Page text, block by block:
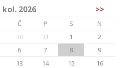
kol. 2026 >>
Č P S
N
30 31 1
2
6 7 8
9
13 14 15
16